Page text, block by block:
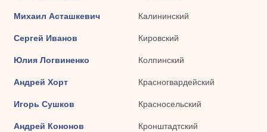
Михаил Асташкевич Калининский
Сергей Иванов Кировский
Юлия Логвиненко Колпинский
Андрей Хорт Красногвардейский
Игорь Сушков Красносельский
Андрей Кононов Кронштадтский